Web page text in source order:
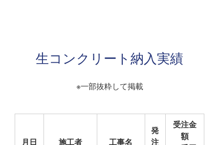
生コンクリート納入実績
※一部抜粋して掲載
月日 施工者 工事名
発
注
受注金
額